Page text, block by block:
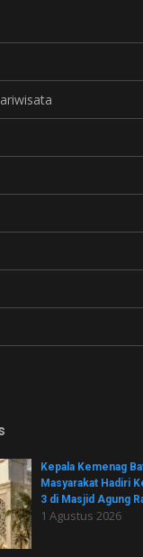
Kepala Kemenag
Masyarakat Hadiri
3 di Masjid Agung
1 Agustus 2026